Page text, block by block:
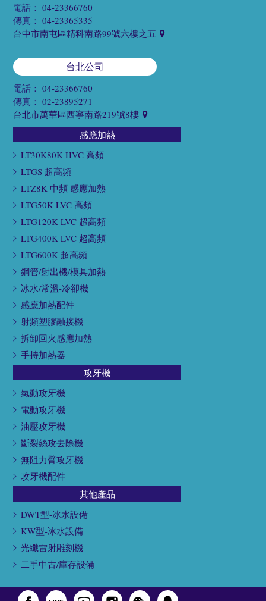
電話：04-23366760
傳真：04-23365335
台中市南屯區精科南路99號六樓之五
台北公司
電話：04-23366760
傳真：02-23895271
台北市萬華區西寧南路219號8樓
感應加熱
LT30K80K HVC 高頻
LTGS 超高頻
LTZ8K 中頻 感應加熱
LTG50K LVC 高頻
LTG120K LVC 超高頻
LTG400K LVC 超高頻
LTG600K 超高頻
鋼管/射出機/模具加熱
冰水/常溫-冷卻機
感應加熱配件
射頻塑膠融接機
拆卸回火感應加熱
手持加熱器
攻牙機
氣動攻牙機
電動攻牙機
油壓攻牙機
斷裂絲攻去除機
無阻力臂攻牙機
攻牙機配件
其他產品
DWT型-冰水設備
KW型-冰水設備
光纖雷射雕刻機
二手中古/庫存設備